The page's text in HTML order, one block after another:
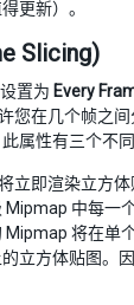
更新）。
Slicing)
设置为 Every
您在几个帧之
属性有三个不同
立即渲染立方
Mipmap 中每一
Mipmap 将在单
立方体贴图。